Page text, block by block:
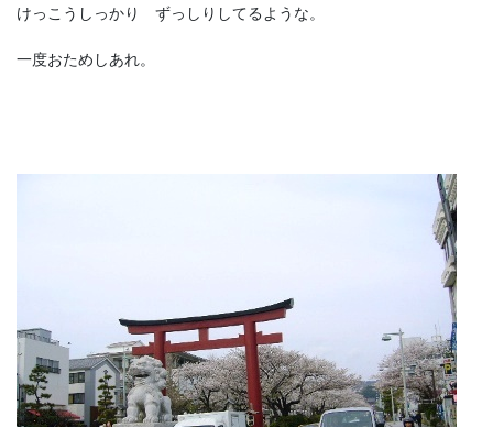
けっこうしっかり ずっしりしてるような。
一度おためしあれ。